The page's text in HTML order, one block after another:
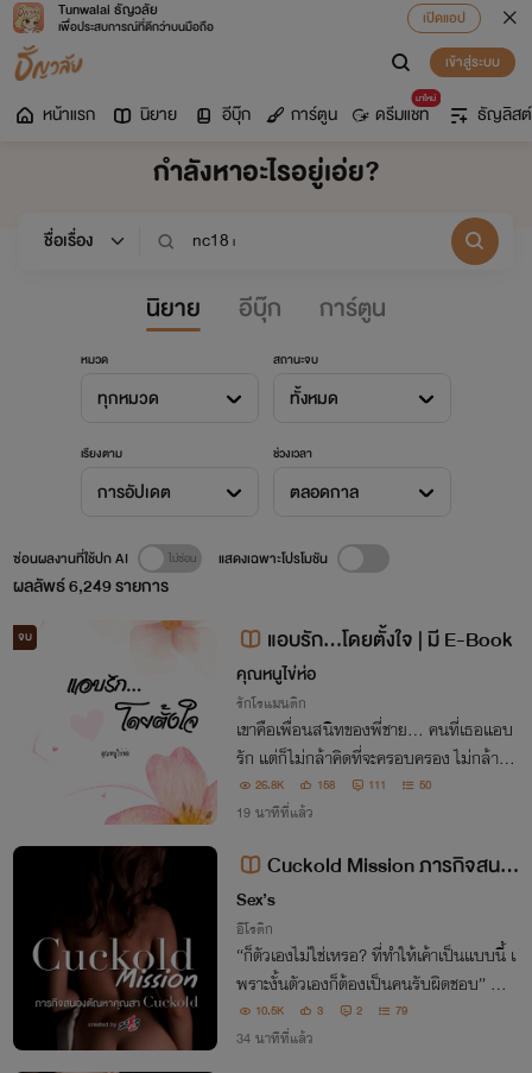
Tunwalai ธัญวลัย
เพื่อประสบการณ์ที่ดีกว่าบนมือถือ
เปิดแอป
เข้าสู่ระบบ
หน้าแรก นิยาย อีบุ๊ก การ์ตูน
มาใหม่
ดรีมแชท ธัญลิสต์
กำลังหาอะไรอยู่เอ่ย?
นิยาย อีบุ๊ก การ์ตูน
หมวด
ทุกหมวด
สถานะจบ
ทั้งหมด
เรียงตาม
การอัปเดต
ช่วงเวลา
ตลอดกาล
ผลลัพธ์6,249รายการ
ซ่อนผลงานที่ใช้ปก AI แสดงเฉพาะโปรโมชัน
จบ แอบรัก...โดยตั้งใจ | มี E-Book
คุณหนูไข่ห่อ
รักโรแมนติก
เขาคือเพื่อนสนิทของพี่ชาย... คนที่เธอแอบ
รัก แต่ก็ไม่กล้าคิดที่จะครอบครอง ไม่กล้าแม้
แต่จะฝันด้วยซ้ำ ก็ในเมื่อเขามองเธอเป็นเพีย
ง... น้องสาว เท่านั้น
26.8K 158 111 50
19 นาทีที่แล้ว
Cuckold Mission ภารกิจสนอ
งตัณหาคุณสา Cuckold
Sex’s
อีโรติก
“ก็ตัวเองไม่ใช่เหรอ? ที่ทำให้เค้าเป็นแบบนี้ เ
พราะงั้นตัวเองก็ต้องเป็นคนรับผิดชอบ” คำพู
ดจากสามีของแอม ที่หลังจากนั้นมันทำให้แ
อมต้องคอยสนองตัณหาและราคะของเขาไป
10.5K 3 2 79
34 นาทีที่แล้ว